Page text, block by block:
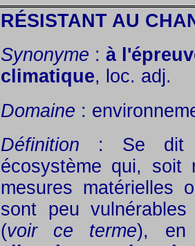
RÉSISTANT AU
Synonyme : à
climatique, loc. adj.
Domaine :
Définition : Se dit
écosystème qui, soit
mesures matérielles
sont peu
(voir ce terme), en